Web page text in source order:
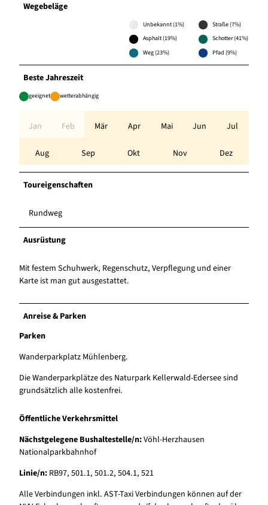
Wegebeläge
Unbekannt (1%)
Straße (7%)
Asphalt (19%)
Schotter (41%)
Weg (23%)
Pfad (9%)
Beste Jahreszeit
geeignet wetterabhängig
Jan Feb Mär Apr Mai Jun Jul
Aug Sep Okt Nov Dez
Toureigenschaften
Rundweg
Ausrüstung
Mit festem Schuhwerk, Regenschutz, Verpflegung und einer
Karte ist man gut ausgestattet.
Anreise & Parken
Parken
Wanderparkplatz Mühlenberg.
Die Wanderparkplätze des Naturpark Kellerwald-Edersee sind
grundsätzlich alle kostenfrei.
Öffentliche Verkehrsmittel
Nächstgelegene Bushaltestelle/n:Vöhl-Herzhausen
Nationalparkbahnhof
Linie/n: RB97, 501.1, 501.2, 504.1, 521
Alle Verbindungen inkl. AST-Taxi Verbindungen können auf der